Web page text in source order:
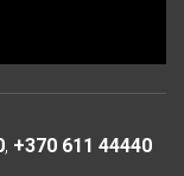
, +370 611 44440